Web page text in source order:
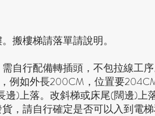
搬樓梯請落單請說明。
自行配備轉插頭，不包拉線工序
例如外長200CM，位置要
)上落。改斜梯或床尾(闊邊)上
，請自行確定是否可以入到電梯